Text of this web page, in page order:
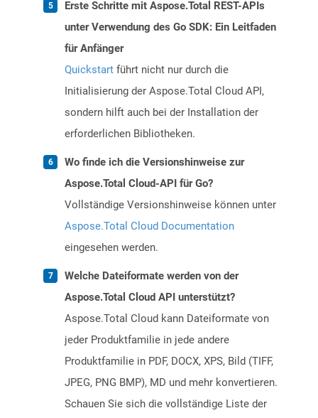
Erste Schritte mit Aspose.Total REST-APIs
unter Verwendung des Go SDK: Ein Leitfaden
für Anfänger
Quickstart führt nicht nur durch die
Initialisierung der Aspose.Total Cloud API,
sondern hilft auch bei der Installation der
erforderlichen Bibliotheken.
Wo finde ich die Versionshinweise zur
Aspose.Total Cloud-API für Go?
Vollständige Versionshinweise können unter
Aspose.Total Cloud Documentation
eingesehen werden.
Welche Dateiformate werden von der
Aspose.Total Cloud API unterstützt?
Aspose.Total Cloud kann Dateiformate von
jeder Produktfamilie in jede andere
Produktfamilie in PDF, DOCX, XPS, Bild (TIFF,
JPEG, PNG BMP), MD und mehr konvertieren.
Schauen Sie sich die vollständige Liste der